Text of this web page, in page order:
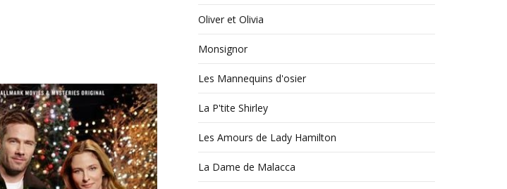
Oliver et Olivia
Monsignor
Les Mannequins d'osier
La P'tite Shirley
Les Amours de Lady Hamilton
La Dame de Malacca